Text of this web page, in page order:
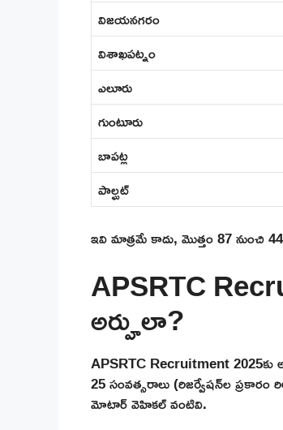
విజయనగరం
విశాఖపట్నం
ఎలూరు
గుంటూరు
బాపట్ల
పాల్ఘట్
ఇవి మాత్రమే కాదు, మొత్తం 87 నుంచి
APSRTC
అర్హులా?
APSRTC Recruitment
25 సంవత్సరాలు (రిజర్వేషన్‌ల
మోటార్ వెహికల్ వంటివి.